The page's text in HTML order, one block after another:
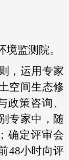
监测院。
，运用专家
空间生态修
政策咨询、
专家中，随
确定评审会
48小时向评